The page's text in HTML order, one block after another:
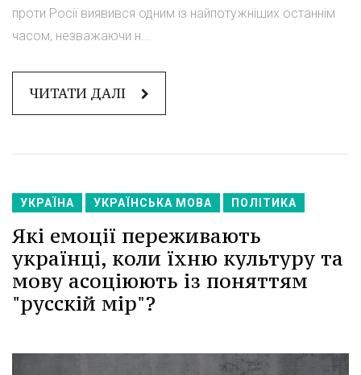
проти Росії виявився одним із найпотужніших останнім
часом, незважаючи н...
ЧИТАТИ ДАЛІ
УКРАЇНА УКРАЇНСЬКА МОВА ПОЛІТИКА
Які емоції переживають
українці, коли їхню культуру та
мову асоціюють із поняттям
"русскій мір"?